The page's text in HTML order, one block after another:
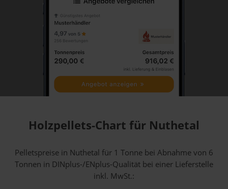
Holzpellets-Chart für Nuthetal
Pelletspreise in Nuthetal für 1 Tonne bei Abnahmevon 6
Tonnen in DINplus-/ENplus-Qualität bei einer Lieferstelle
inkl. MwSt.: